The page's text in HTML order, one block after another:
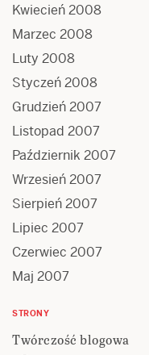
Kwiecień 2008
Marzec 2008
Luty 2008
Styczeń 2008
Grudzień 2007
Listopad 2007
Październik 2007
Wrzesień 2007
Sierpień 2007
Lipiec 2007
Czerwiec 2007
Maj 2007
STRONY
Twórczość blogowa